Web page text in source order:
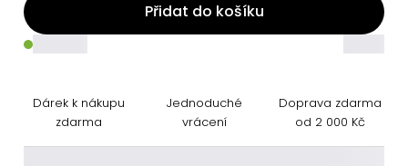
Přidat do košíku
Dárek k nákupu
zdarma
Jednoduché
vrácení
Doprava zdarma
od 2 000 Kč